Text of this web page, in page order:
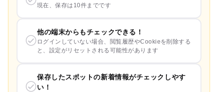
現在、保存は10件までです
他の端末からもチェックできる！
ログインしていない場合、閲覧履歴やCookieを削除する
と、設定がリセットされる可能性があります
保存したスポットの新着情報がチェックしやす
い！